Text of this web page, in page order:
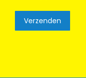
Verzenden